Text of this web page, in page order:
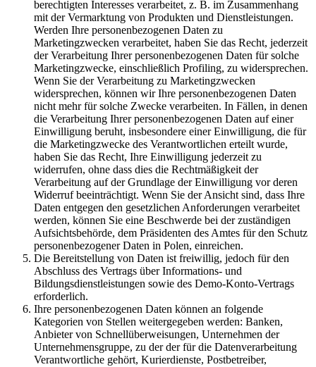
berechtigten Interesses verarbeitet, z. B. im Zusammenhang
mit der Vermarktung von Produkten und Dienstleistungen.
Werden Ihre personenbezogenen Daten zu
Marketingzwecken verarbeitet, haben Sie das Recht, jederzeit
der Verarbeitung Ihrer personenbezogenen Daten für solche
Marketingzwecke, einschließlich Profiling, zu widersprechen.
Wenn Sie der Verarbeitung zu Marketingzwecken
widersprechen, können wir Ihre personenbezogenen Daten
nicht mehr für solche Zwecke verarbeiten. In Fällen, in denen
die Verarbeitung Ihrer personenbezogenen Daten auf einer
Einwilligung beruht, insbesondere einer Einwilligung, die für
die Marketingzwecke des Verantwortlichen erteilt wurde,
haben Sie das Recht, Ihre Einwilligung jederzeit zu
widerrufen, ohne dass dies die Rechtmäßigkeit der
Verarbeitung auf der Grundlage der Einwilligung vor deren
Widerruf beeinträchtigt. Wenn Sie der Ansicht sind, dass Ihre
Daten entgegen den gesetzlichen Anforderungen verarbeitet
werden, können Sie eine Beschwerde bei der zuständigen
Aufsichtsbehörde, dem Präsidenten des Amtes für den Schutz
personenbezogener Daten in Polen, einreichen.
Die Bereitstellung von Daten ist freiwillig, jedoch für den
Abschluss des Vertrags über Informations- und
Bildungsdienstleistungen sowie des Demo-Konto-Vertrags
erforderlich.
Ihre personenbezogenen Daten können an folgende
Kategorien von Stellen weitergegeben werden: Banken,
Anbieter von Schnellüberweisungen, Unternehmen der
Unternehmensgruppe, zu der der für die Datenverarbeitung
Verantwortliche gehört, Kurierdienste, Postbetreiber,